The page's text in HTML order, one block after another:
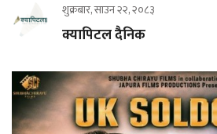
शुक्रबार, साउन २२, २०८३
क्यापिटल दैनिक